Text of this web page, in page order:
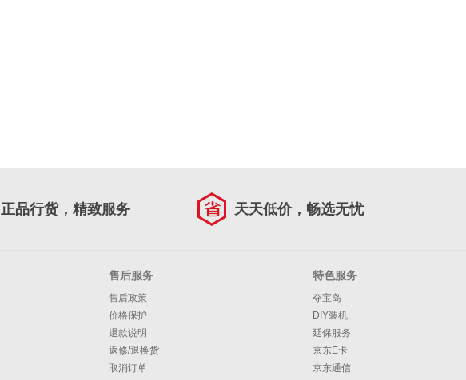
正品行货，精致服务 天天低价，畅选无忧
售后服务
售后政策
价格保护
退款说明
返修/退换货
取消订单
特色服务
夺宝岛
DIY装机
延保服务
京东E卡
京东通信